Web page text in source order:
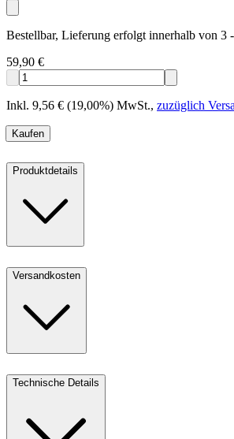
Bestellbar, Lieferung erfolgt innerhalb von 3
59,90 €
Inkl. 9,56 € (19,00%) MwSt., zuzüglich
Kaufen
Produktdetails
Versandkosten
Technische Details